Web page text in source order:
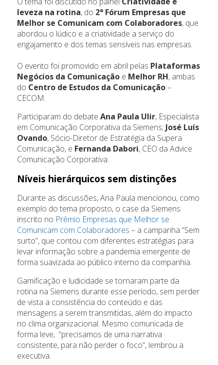
leveza na rotina, do 2° Fórum Empresas que
Melhor se Comunicam com Colaboradores, que
abordou o lúdico e a criatividade a serviço do
engajamento e dos temas sensíveis nas empresas.
O evento foi promovido em abril pelas Plataformas
Negócios da Comunicação e Melhor RH, ambas
do Centro de Estudos da Comunicação–
CECOM.
Participaram do debate Ana Paula Ulir, Especialista
em Comunicação Corporativa da Siemens; José Luís
Ovando, Sócio-Diretor de Estratégia da Supera
Comunicação, e Fernanda Dabori, CEO da Advice
Comunicação Corporativa.
Níveis hierárquicos sem distinções
Durante as discussões, Ana Paula mencionou, como
exemplo do tema proposto, o case da Siemens
inscrito no Prêmio Empresas que Melhor se
Comunicam com Colaboradores – a campanha “Sem
surto”, que contou com diferentes estratégias para
levar informação sobre a pandemia emergente de
forma suavizada ao público interno da companhia.
Gamificação e ludicidade se tornaram parte da
rotina na Siemens durante esse período, sem perder
de vista a consistência do conteúdo e das
mensagens a serem transmitidas, além do impacto
no clima organizacional. Mesmo comunicada de
forma leve, “precisamos de uma narrativa
consistente, para não perder o foco”, lembrou a
executiva.